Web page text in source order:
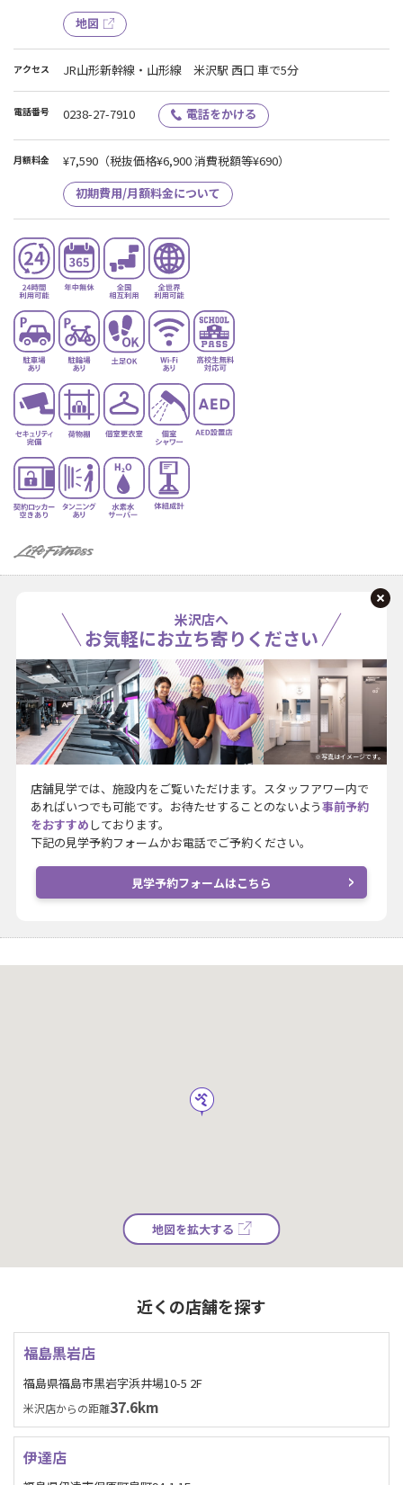
地図
アクセス JR山形新幹線・山形線 米沢駅 西口 車で5分
電話番号 0238-27-7910 電話をかける
月額料金 ¥7,590 （税抜価格¥6,900 消費税額等¥690）
初期費用/月額料金について
米沢店へ
お気軽にお立ち寄りください
※写真はイメージです。
店舗見学では、施設内をご覧いただけます。スタッフアワー内で
あればいつでも可能です。お待たせすることのないよう事前予約
をおすすめ しております。
下記の見学予約フォームかお電話でご予約ください。
見学予約フォームはこちら
地図を拡大する
近くの店舗を探す
福島黒岩店
福島県福島市黒岩字浜井場10-5 2F
米沢店からの距離37.6km
伊達店